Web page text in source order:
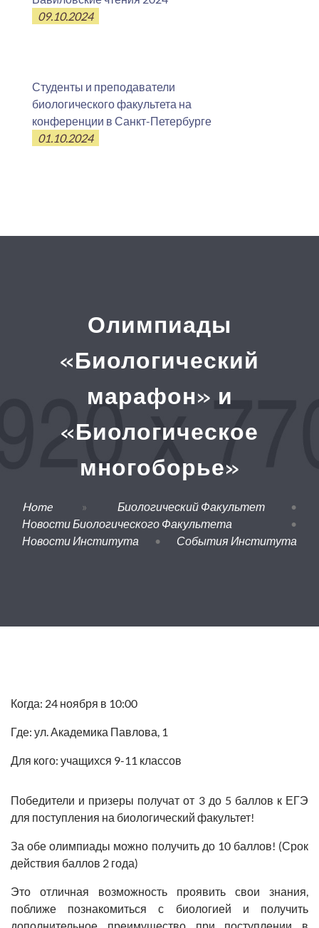
09.10.2024
Студенты и преподаватели
биологического факультета на
конференции в Санкт-Петербурге
01.10.2024
Олимпиады
«Биологический
марафон» и
«Биологическое
многоборье»
Home » Биологический Факультет
•
Новости Биологического Факультета
•
Новости Института
• События Института
Когда: 24 ноября в 10:00
Где: ул. Академика Павлова, 1
Для кого: учащихся 9-11 классов
Победители и призеры получатот 3 до 5 баллов к ЕГЭ
для поступления на биологический факультет!
За обе олимпиады можно получить до 10 баллов! (Срок
действия баллов 2 года)
Это отличная возможность проявить свои знания,
поближе познакомиться с биологией и получить